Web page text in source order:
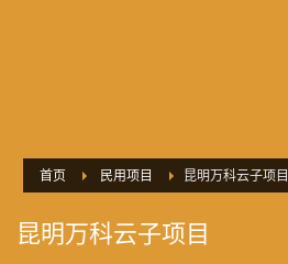
首页 民用项目 昆明万科云子项目
昆明万科云子项目